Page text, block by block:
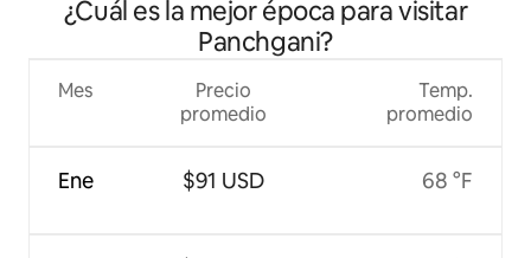
¿Cuál es la mejor época para visitar
Panchgani?
Mes
Ene
Precio
promedio
$91 USD
Temp.
promedio
68 °F